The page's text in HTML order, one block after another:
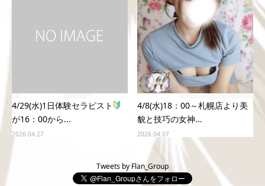
4/29(水)1日体験セラピスト
が16：00から...
2026.04.27
4/8(水)18：00～札幌店より美
貌と技巧の女神...
2026.04.07
Tweets by Flan_Group